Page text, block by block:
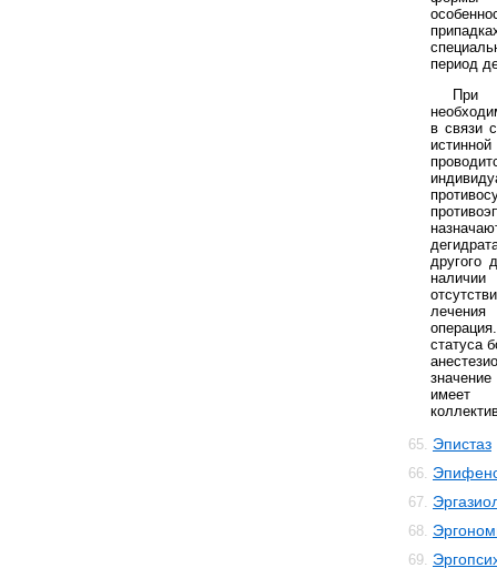
период
При
в связи
другого
наличии
статуса
имеет
65. Эпистаз
66.
67.
68.
69.